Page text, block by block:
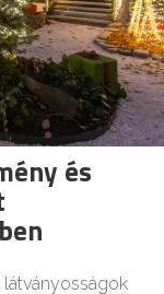
és